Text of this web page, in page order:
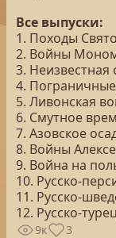
Все выпуски:
1. Походы
2. Войны
3. Неизвестная
4.
5. Ливонская
6. Смутное
7. Азовское
8. Войны
9. Война на
10. Русско-
11. Русско-
12. Русско-
9к 3